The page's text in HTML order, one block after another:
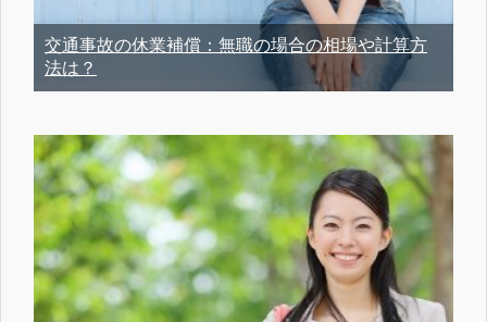
交通事故の休業補償：無職の場合の相場や計算方
法は？